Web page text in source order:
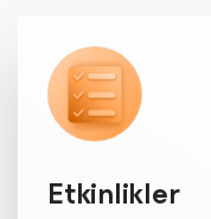
Etkinlikler